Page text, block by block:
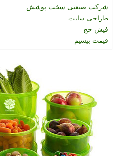
شرکت صنعتی سخت پوشش
طراحی سایت
فیش حج
قیمت بیسیم